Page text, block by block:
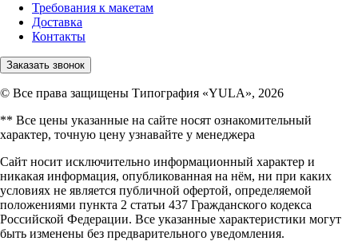
Требования к макетам
Доставка
Контакты
Заказать звонок
© Все права защищены Типография «YULA», 2026
** Все цены указанные на сайте носят ознакомительный
характер, точную цену узнавайте у менеджера
Сайт носит исключительно информационный характер и
никакая информация, опубликованная на нём, ни при каких
условиях не является публичной офертой, определяемой
положениями пункта 2 статьи 437 Гражданского кодекса
Российской Федерации. Все указанные характеристики могут
быть изменены без предварительного уведомления.